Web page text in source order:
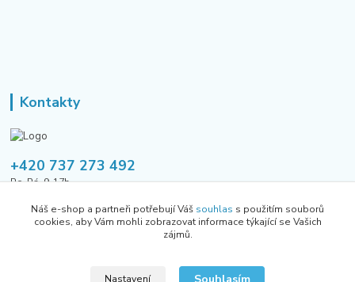
Kontakty
+420 737 273 492
Po-Pá, 9-17h
tusavmanagement@gmail.com
Náš e-shop a partneři potřebují Váš souhlas s použitím souborů
cookies, aby Vám mohli zobrazovat informace týkající se Vašich
zájmů.
Nastavení